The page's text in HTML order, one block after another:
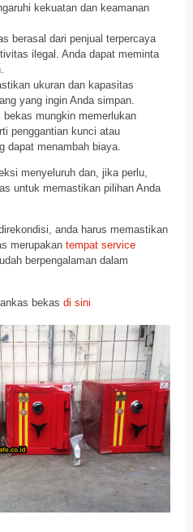
kekuatan dan keamanan
berasal dari penjual terpercaya
ilegal. Anda dapat meminta
ukuran dan kapasitas
yang ingin Anda simpan.
bekas mungkin memerlukan
penggantian kunci atau
dapat menambah biaya.
menyeluruh dan, jika perlu,
untuk memastikan pilihan Anda
anda harus memastikan
merupakan tempat service
berpengalaman dalam
bekas di sini